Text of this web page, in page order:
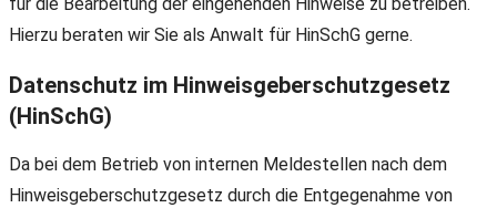
Hierzu beraten wir Sie als Anwalt für HinSchG gerne.
Datenschutz im Hinweisgeberschutzgesetz
(HinSchG)
Da bei dem Betrieb von internen Meldestellen nach dem
Hinweisgeberschutzgesetz durch die Entgegenahme von